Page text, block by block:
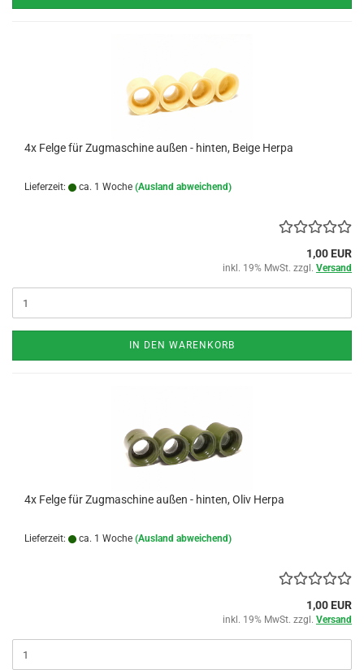
4x Felge für Zugmaschine außen - hinten, Beige Herpa
Lieferzeit: ca. 1 Woche (Ausland abweichend)
1,00 EUR
inkl. 19% MwSt. zzgl. Versand
IN DEN WARENKORB
4x Felge für Zugmaschine außen - hinten, Oliv Herpa
Lieferzeit: ca. 1 Woche (Ausland abweichend)
1,00 EUR
inkl. 19% MwSt. zzgl. Versand